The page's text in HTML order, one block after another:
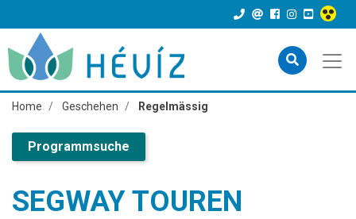
Home Geschehen Regelmässig
Programmsuche
SEGWAY TOUREN